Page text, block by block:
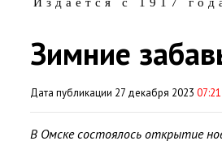
Зимние
Дата публикации 27 декабря 2023 07:21
В Омске состоялось открытие